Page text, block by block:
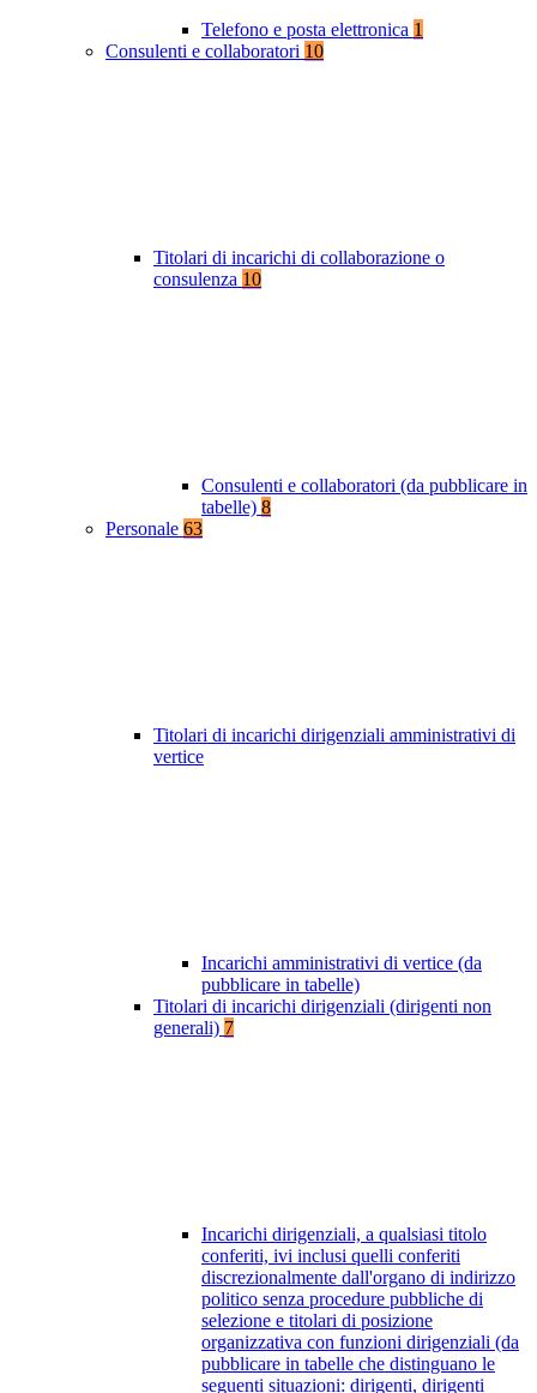
Telefono e posta elettronica 1
Consulenti e collaboratori 10
Titolari di incarichi di collaborazione o
consulenza 10
Consulenti e collaboratori (da pubblicare in
tabelle) 8
Personale 63
Titolari di incarichi dirigenziali amministrativi di
vertice
Incarichi amministrativi di vertice (da
pubblicare in tabelle)
Titolari di incarichi dirigenziali (dirigenti non
generali) 7
Incarichi dirigenziali, a qualsiasi titolo
conferiti, ivi inclusi quelli conferiti
discrezionalmente dall'organo di indirizzo
politico senza procedure pubbliche di
selezione e titolari di posizione
organizzativa con funzioni dirigenziali (da
pubblicare in tabelle che distinguano le
seguenti situazioni: dirigenti, dirigenti